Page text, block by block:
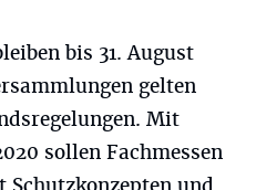
bis 31. August
gelten
Mit
sollen Fachmessen